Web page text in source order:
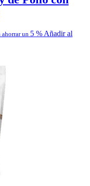
ahorrar un 5 % Añadir al